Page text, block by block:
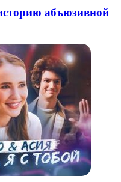
абъюзивной